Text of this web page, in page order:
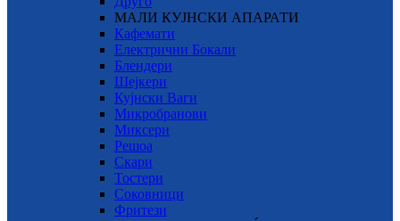
МАЛИ КУЈНСКИ АПАРАТИ
Кафемати
Електрични Бокали
Блендери
Шејкери
Кујнски Ваги
Микробранови
Миксери
Решоа
Скари
Тостери
Соковници
Фритези